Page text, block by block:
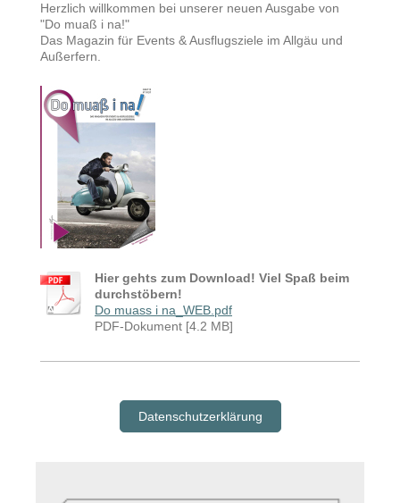
Herzlich willkommen bei unserer neuen Ausgabe von
"Do muaß i na!"
Das Magazin für Events & Ausflugsziele im Allgäu und
Außerfern.
Hier gehts zum Download! Viel Spaß beim
durchstöbern!
Do muass i na_WEB.pdf
PDF-Dokument [4.2 MB]
Datenschutzerklärung